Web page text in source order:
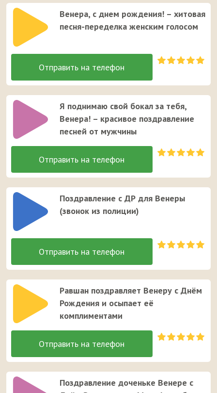
Венера, с днем рождения! – хитовая
песня-переделка женским голосом
Я поднимаю свой бокал за тебя,
Венера! – красивое поздравление
песней от мужчины
Поздравление с ДР для Венеры
(звонок из полиции)
Равшан поздравляет Венеру с Днём
Рождения и осыпает её
комплиментами
Поздравление доченьке Венере с